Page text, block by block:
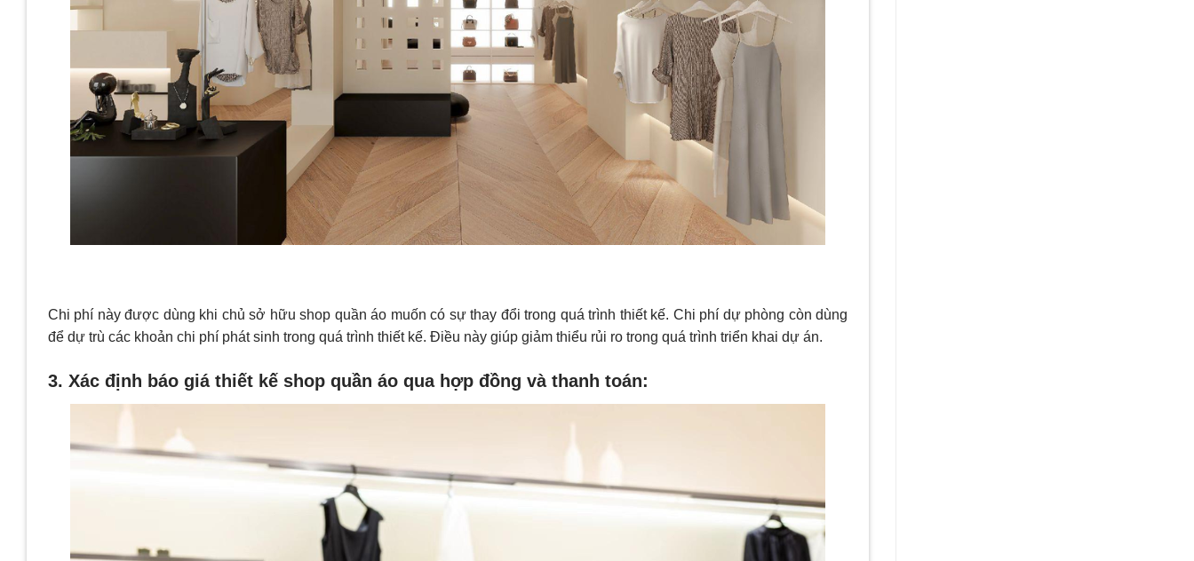
Chi phí này được dùng khi chủ sở hữu shop quần áo muốn có sự thay đổi trong quá trình thiết kế. Chi phí dự phòng còn dùng
để dự trù các khoản chi phí phát sinh trong quá trình thiết kế. Điều này giúp giảm thiểu rủi ro trong quá trình triển khai dự án.
3. Xác định báo giá thiết kế shop quần áo qua hợp đồng và thanh toán: